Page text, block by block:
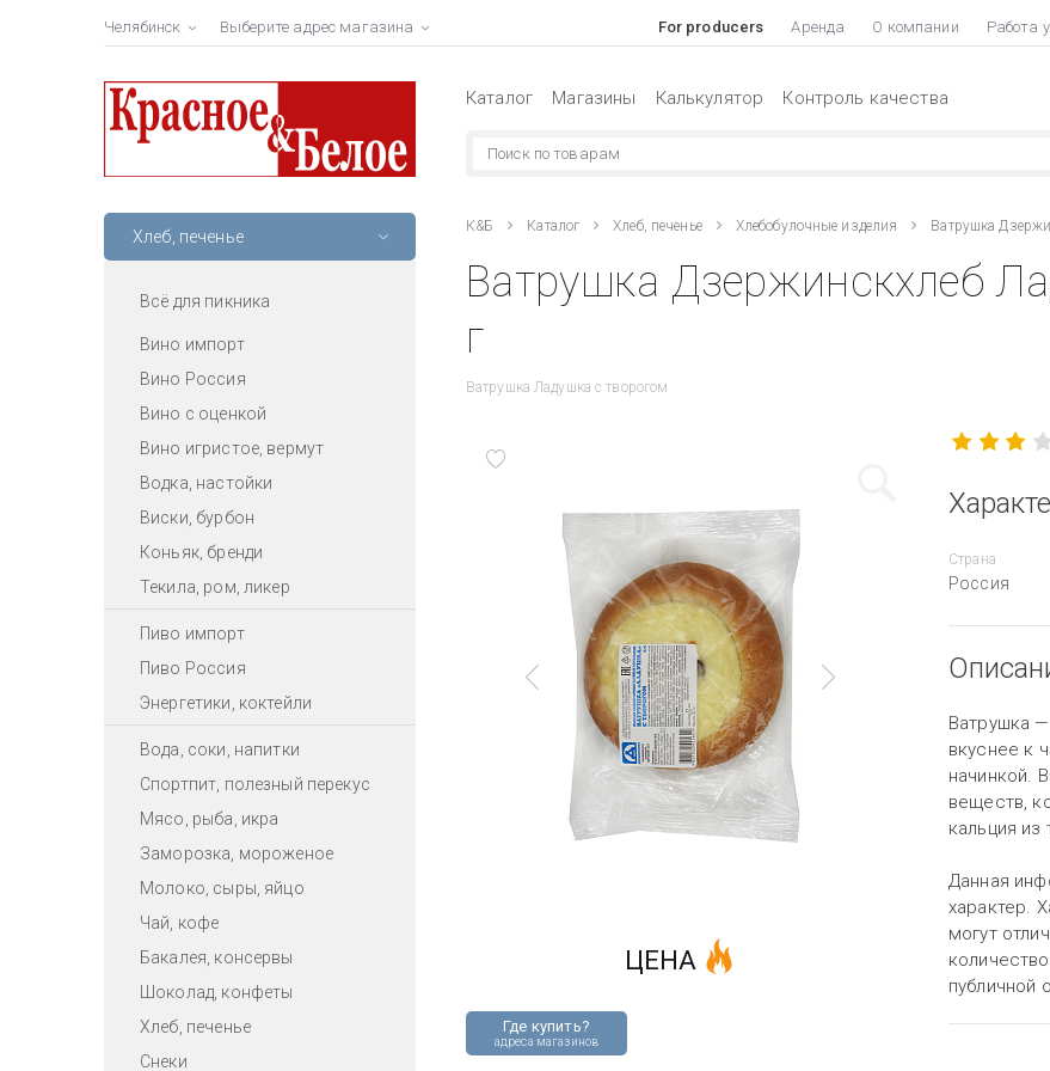
Челябинск Выберите адрес магазина For producers Аренда О компании Работа
Каталог Магазины Калькулятор Контроль качества
Хлеб, печенье
Всё для пикника
Вино импорт
Вино Россия
Вино с оценкой
Вино игристое, вермут
Водка, настойки
Виски, бурбон
Коньяк, бренди
Текила, ром, ликер
Пиво импорт
Пиво Россия
Энергетики, коктейли
Вода, соки, напитки
Спортпит, полезный перекус
Мясо, рыба, икра
Заморозка, мороженое
Молоко, сыры, яйцо
Чай, кофе
Бакалея, консервы
Шоколад, конфеты
Хлеб, печенье
Снеки
К&Б Каталог Хлеб, печенье Хлебобулочные изделия Ватрушка
Ватрушка Дзержинскхлеб
г
Ватрушка Ладушка с творогом
Где купить?
адреса магазинов
ЦЕНА
Страна
Россия
Ватрушка
вкуснее к
начинкой.
веществ,
кальция из
Данная
характер.
могут
публичной